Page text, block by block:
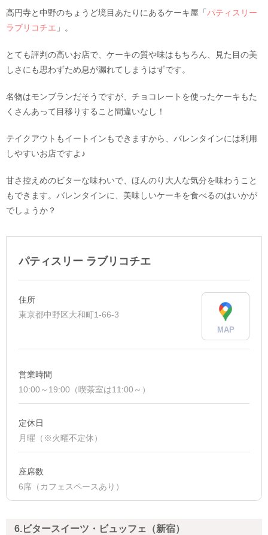
高円寺と中野のちょうど境目あたりにあるケーキ屋「 パティスリー
ラブリコチエ 」。
とても評判の高いお店で、ケーキの質や味はもちろん、見た目の美
しさにも思わずため息が漏れてしまうはずです。
名物はモンブランだそうですが、チョコレートを使ったケーキもた
くさんあって目移りすること間違いなし！
テイクアウトもイートインもできますから、バレンタインには利用
しやすいお店ですよ♪
甘さ控えめのビターな味わいで、ほんのり大人な気分を味わうこと
もできます。バレンタインに、美味しいケーキを食べるのはいかが
でしょうか？
パティスリー ラブリコチエ
住所
東京都中野区大和町1-66-3
MAP
営業時間
10:00～19:00（喫茶室は11:00～）
定休日
月曜（※火曜不定休）
座席数
6席（カフェスペースあり）
6.ビタースイーツ・ビュッフェ（新宿）